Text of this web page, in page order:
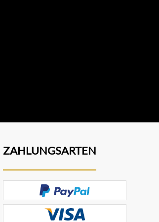
ZAHLUNGSARTEN